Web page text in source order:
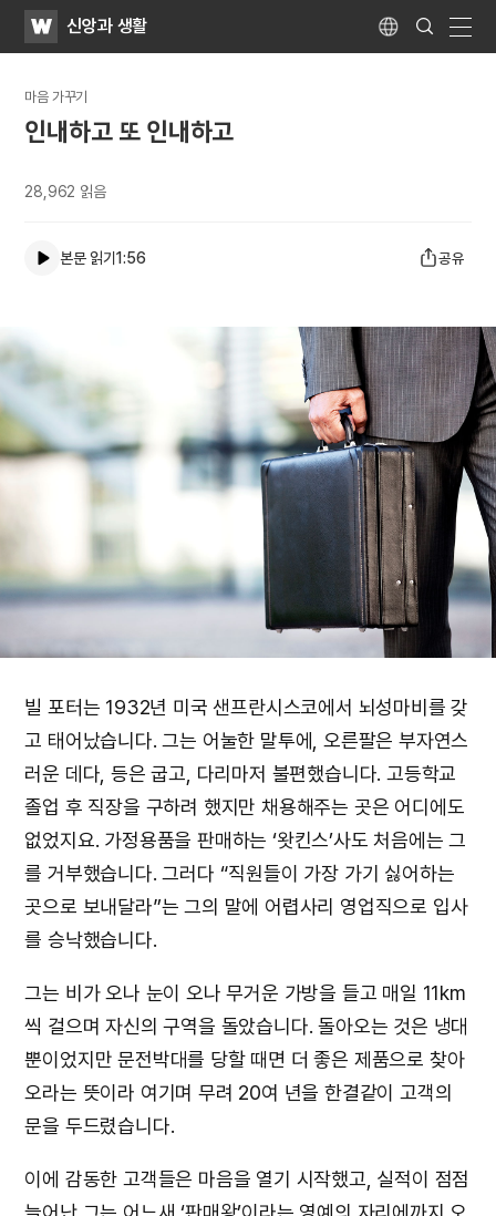
WATV신앙과 생활 Language
Search
Submit
마음 가꾸기
인내하고 또 인내하고
28,962 읽음
본문 읽기1:56 공유
빌 포터는 1932년 미국 샌프란시스코에서 뇌성마비를 갖
고 태어났습니다. 그는 어눌한 말투에, 오른팔은 부자연스
러운 데다, 등은 굽고, 다리마저 불편했습니다. 고등학교
졸업 후 직장을 구하려 했지만 채용해주는 곳은 어디에도
없었지요. 가정용품을 판매하는 ‘왓킨스’사도 처음에는 그
를 거부했습니다. 그러다 “직원들이 가장 가기 싫어하는
곳으로 보내달라”는 그의 말에 어렵사리 영업직으로 입사
를 승낙했습니다.
그는 비가 오나 눈이 오나 무거운 가방을 들고 매일 11km
씩 걸으며 자신의 구역을 돌았습니다. 돌아오는 것은 냉대
뿐이었지만 문전박대를 당할 때면 더 좋은 제품으로 찾아
오라는 뜻이라 여기며 무려 20여 년을 한결같이 고객의
문을 두드렸습니다.
이에 감동한 고객들은 마음을 열기 시작했고, 실적이 점점